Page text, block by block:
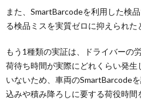
また、SmartBarcodeを利用した検
る検品ミスを実質ゼロに抑えられた
もう1種類の実証は、ドライバーの
荷待ち時間が実際にどれくらい発
いないため、車両のSmartBarcode
込みや積み降ろしに要する荷役時間